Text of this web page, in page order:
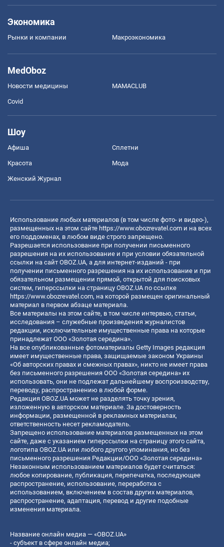
Экономика
Рынки и компании Mакроэкономика
MedOboz
Новости медицины MAMACLUB
Covid
Шоу
Афиша Сплетни
Красота Мода
Женский Журнал
Использование любых материалов (в том числе фото- и видео-),
размещенных на этом сайте https://www.obozrevatel.com и на всех
его поддоменах, в любом виде строго запрещено.
Разрешается использование при получении письменного
разрешения на их использование и при условии обязательной
ссылки на сайт OBOZ.UA, а для интернет-изданий - при
получении письменного разрешения на их использование и при
обязательном размещении прямой, открытой для поисковых
систем, гиперссылки на страницу OBOZ.UA по ссылке
https://www.obozrevatel.com, на которой размещен оригинальный
материал в первом абзаце материала.
Все материалы на этом сайте, в том числе интервью, статьи,
исследования – служебные произведения журналистов
редакции, исключительные имущественные права на которые
принадлежат ООО «Золотая середина».
На все опубликованные фотоматериалы Getty Images редакция
имеет имущественные права, защищаемые законом Украины
«Об авторских правах и смежных правах», никто не имеет права
без письменного разрешения ООО «Золотая середина» их
использовать, они не подлежат дальнейшему воспроизводству,
переводу, распространению в любой форме.
Редакция OBOZ.UA может не разделять точку зрения,
изложенную в авторском материале. За достоверность
информации, размещенной в рекламных материалах,
ответственность несет рекламодатель.
Запрещено использование материалов размещенных на этом
сайте, даже с указанием гиперссылки на страницу этого сайта,
логотипа OBOZ.UA или любого другого упоминания, но без
письменного разрешения Редакции/ООО «Золотая середина»
Незаконным использованием материалов будет считаться:
любое копирование, публикация, перепечатка, последующее
распространение, использование, переработка с
использованием, включением в состав других материалов,
распространение, адаптация, перевод и другие подобные
изменения материала.
Название онлайн медиа — «OBOZ.UA»
- субъект в сфере онлайн медиа;